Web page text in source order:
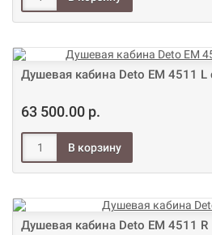
Душевая кабина Deto ЕМ 4511 L
63 500.00 р.
Душевая кабина Deto ЕМ 4511 R